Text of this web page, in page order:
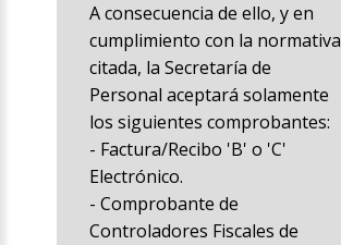
A consecuencia de ello, y en
cumplimiento con la normativa
citada, la Secretaría de
Personal aceptará solamente
los siguientes comprobantes:
- Factura/Recibo 'B' o 'C'
Electrónico.
- Comprobante de
Controladores Fiscales de